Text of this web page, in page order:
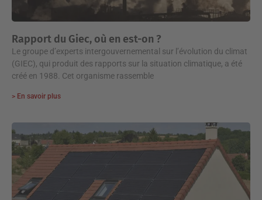
Rapport du Giec, où en est-on ?
Le groupe d’experts intergouvernemental sur l’évolution du climat
(GIEC), qui produit des rapports sur la situation climatique, a été
créé en 1988. Cet organisme rassemble
> En savoir plus